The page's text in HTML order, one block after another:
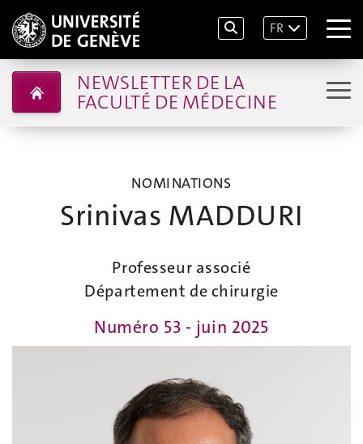
FR
NEWSLETTER DE LA
FACULTÉ DE MÉDECINE
NOMINATIONS
Srinivas MADDURI
Professeur associé
Département de chirurgie
Numéro 53 - juin 2025